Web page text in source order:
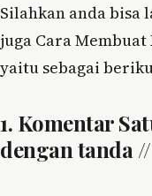
Silahkan anda bisa
juga Cara
yaitu sebagai
1. Komentar
dengan tanda //